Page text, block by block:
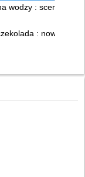
i mowy
wodzy :
roku na naszą
: nowe
i spuścizna